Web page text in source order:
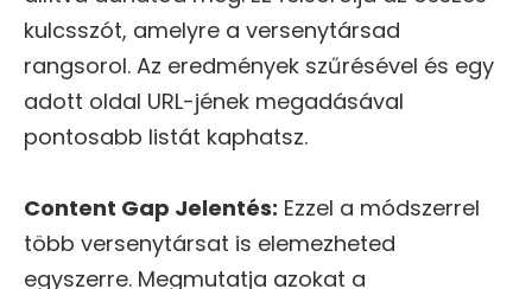
kulcsszót, amelyre a versenytársad
rangsorol. Az eredmények szűrésével és egy
adott oldal URL-jének megadásával
pontosabb listát kaphatsz.
Content Gap Jelentés: Ezzel a módszerrel
több versenytársat is elemezheted
egyszerre. Megmutatja azokat a